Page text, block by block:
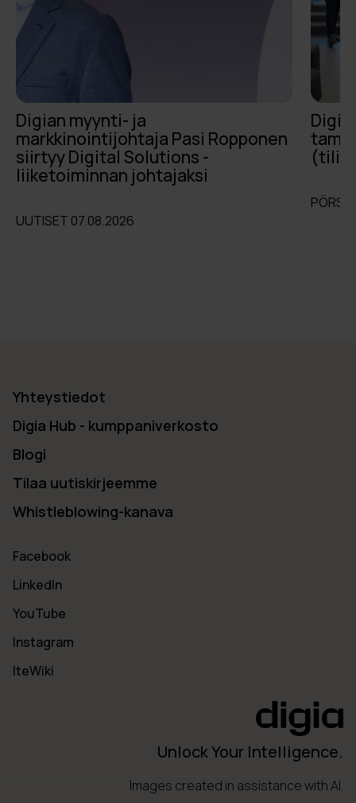
Digian myynti- ja
markkinointijohtaja Pasi Ropponen
siirtyy Digital Solutions -
liiketoiminnan johtajaksi
UUTISET 07.08.2026
Yhteystiedot
Digia Hub - kumppaniverkosto
Blogi
Tilaa uutiskirjeemme
Whistleblowing-kanava
Facebook
LinkedIn
YouTube
Instagram
IteWiki
Unlock Your Intelligence.
Images created in assistance with AI.